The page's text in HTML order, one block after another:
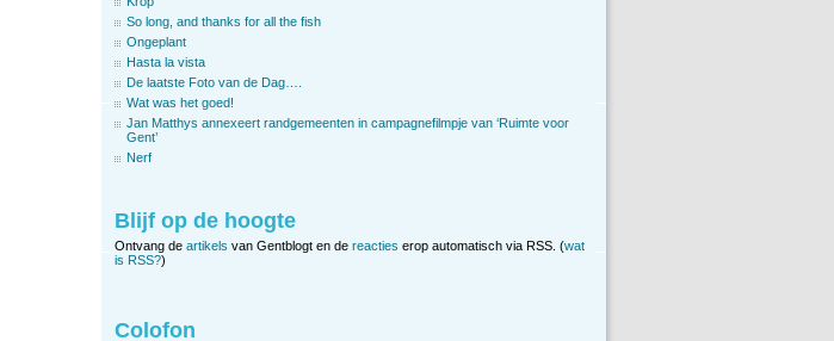
So long, and thanks for all the fish
Ongeplant
Hasta la vista
De laatste Foto van de Dag….
Wat was het goed!
Jan Matthys annexeert randgemeenten in campagnefilmpje van ‘Ruimte voor
Gent’
Nerf
Blijf op de hoogte
Ontvang de artikels van Gentblogt en de reacties erop automatisch via RSS. (wat
is RSS?)
Colofon